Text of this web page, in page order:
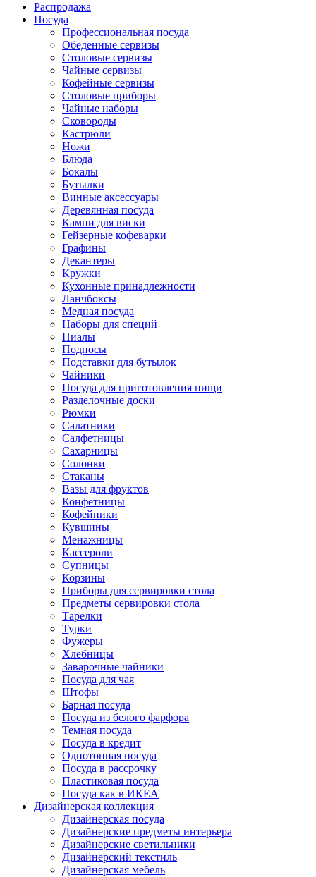
Распродажа
Посуда
Профессиональная посуда
Обеденные сервизы
Столовые сервизы
Чайные сервизы
Кофейные сервизы
Столовые приборы
Чайные наборы
Сковороды
Кастрюли
Ножи
Блюда
Бокалы
Бутылки
Винные аксессуары
Деревянная посуда
Камни для виски
Гейзерные кофеварки
Графины
Декантеры
Кружки
Кухонные принадлежности
Ланчбоксы
Медная посуда
Наборы для специй
Пиалы
Подносы
Подставки для бутылок
Чайники
Посуда для приготовления пищи
Разделочные доски
Рюмки
Салатники
Салфетницы
Сахарницы
Солонки
Стаканы
Вазы для фруктов
Конфетницы
Кофейники
Кувшины
Менажницы
Кассероли
Супницы
Корзины
Приборы для сервировки стола
Предметы сервировки стола
Тарелки
Турки
Фужеры
Хлебницы
Заварочные чайники
Посуда для чая
Штофы
Барная посуда
Посуда из белого фарфора
Темная посуда
Посуда в кредит
Однотонная посуда
Посуда в рассрочку
Пластиковая посуда
Посуда как в ИКЕА
Дизайнерская коллекция
Дизайнерская посуда
Дизайнерские предметы интерьера
Дизайнерские светильники
Дизайнерский текстиль
Дизайнерская мебель